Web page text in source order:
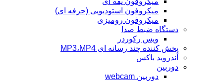
میکروفون استودیویی (حرفه ای)
میکروفون رومیزی
دستگاه ضبط صدا
ویس رکوردر
پخش کننده چند رسانه ای MP3،MP4
آندروید باکس
دوربین
دوربین webcam